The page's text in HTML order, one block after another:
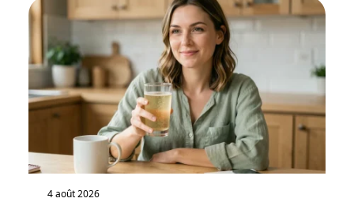
4 août 2026